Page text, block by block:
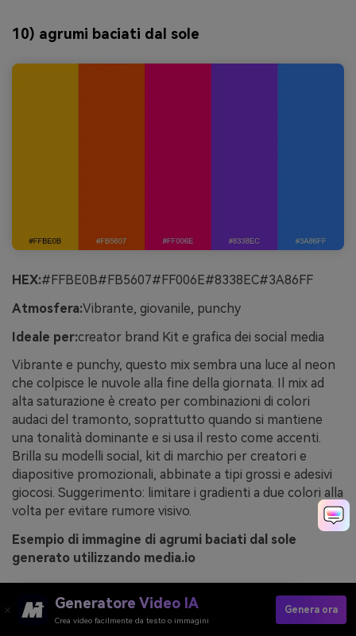
10) agrumi baciati dal sole
HEX:#FFBE0B#FB5607#FF006E#8338EC#3A86FF
Atmosfera:Vibrante, giovanile, punchy
Ideale per:creator brand Kit e grafica dei social media
Vibrante e punchy, questo mix sembra una luce al neon
che colpisce le nuvole alla fine della giornata. Il mix ad
alta saturazione è creato per combinazioni di colori
audaci del tramonto, soprattutto quando si mantiene
una tonalità dominante e si usa il resto come accenti.
Brilla su modelli social, kit di marchio per creatori e
diapositive promozionali, abbinate a tipi grossi e adesivi
giocosi. Suggerimento: limitare i gradienti a due colori alla
volta per evitare rumore visivo.
Esempio di immagine di agrumi baciati dal sole
generato utilizzando media.io
Generatore Video IA
Crea video facilmente da testo o immagini
Genera ora